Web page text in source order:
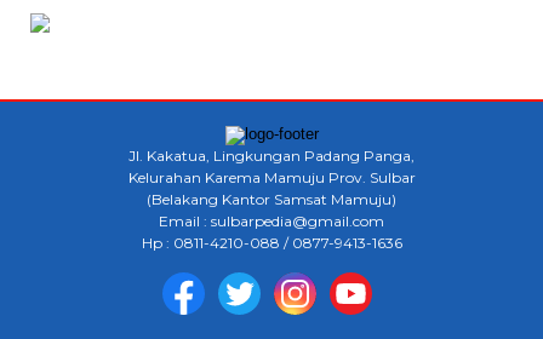
Jl. Kakatua, Lingkungan Padang Panga,
Kelurahan Karema Mamuju Prov. Sulbar
(Belakang Kantor Samsat Mamuju)
Email : sulbarpedia@gmail.com
Hp : 0811-4210-088 / 0877-9413-1636